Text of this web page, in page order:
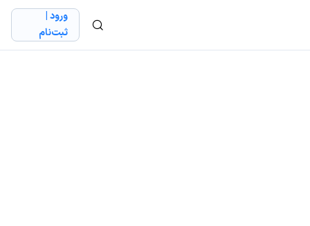
ورود |
ثبت‌نام